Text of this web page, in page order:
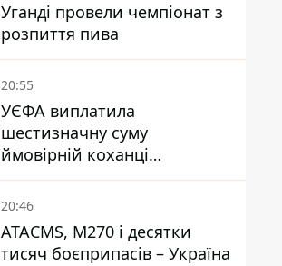
Уганді провели чемпіонат з
розпиття пива
20:55
УЄФА виплатила
шестизначну суму
ймовірній коханці
Інфантіно - The Telegraph
20:46
ATACMS, M270 і десятки
тисяч боєприпасів – Україна